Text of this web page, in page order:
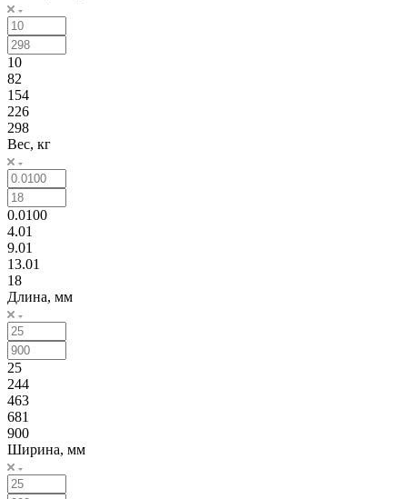
10
82
154
226
298
Вес, кг
0.0100
4.01
9.01
13.01
18
Длина, мм
25
244
463
681
900
Ширина, мм